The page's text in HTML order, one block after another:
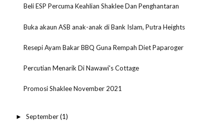
Beli ESP Percuma Keahlian Shaklee Dan Penghantaran
Buka akaun ASB anak-anak di Bank Islam, Putra Heights
Resepi Ayam Bakar BBQ Guna Rempah Diet Paparoger
Percutian Menarik Di Nawawi's Cottage
Promosi Shaklee November 2021
► September(1)